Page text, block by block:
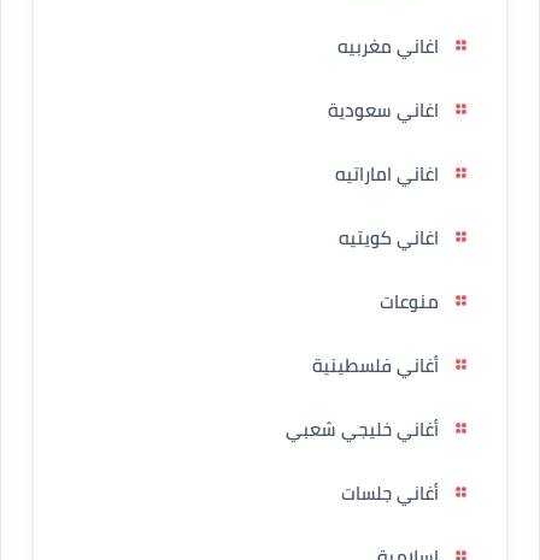
اغاني مغربيه
اغاني سعودية
اغاني اماراتيه
اغاني كويتيه
منوعات
أغاني فلسطينية
أغاني خليجي شعبي
أغاني جلسات